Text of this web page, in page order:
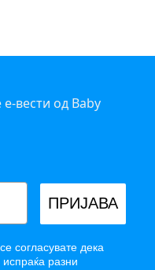
е-вести од Baby
ПРИЈАВА
согласувате дека
разни